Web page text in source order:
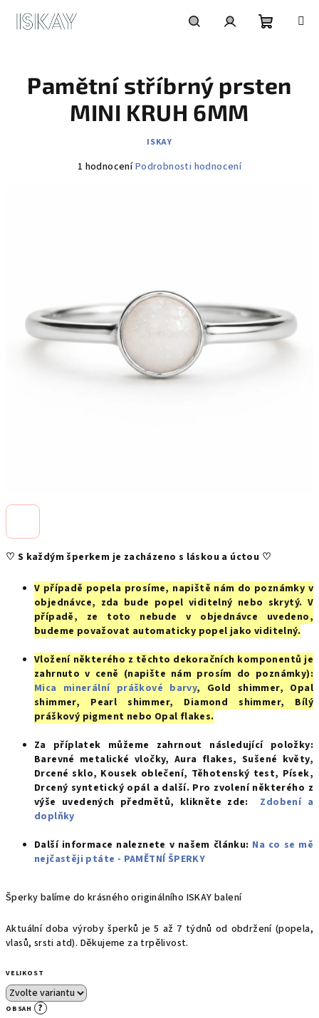
košík
♡ S každým šperkem je zacházeno s láskou a úctou ♡
V případě popela prosíme, napiště nám do poznámky v
objednávce, zda bude popel viditelný nebo skrytý. V
případě, ze toto nebude v objednávce uvedeno,
budeme považovat automaticky popel jako viditelný.
Vložení některého z těchto dekoračních komponentů je
zahrnuto v ceně (napište nám prosím do poznámky):
Mica minerální práškové barvy, Gold shimmer, Opal
shimmer, Pearl shimmer, Diamond shimmer, Bílý
práškový pigment nebo Opal flakes.
Za příplatek můžeme zahrnout následující položky:
Barevné metalické vločky, Aura flakes, Sušené květy,
Drcené sklo, Kousek oblečení, Těhotenský test, Písek,
Drcený syntetický opál a další. Pro zvolení některého z
výše uvedených předmětů, klikněte zde: Zdobení a
doplňky
Další informace naleznete v našem článku: Na co se mě
nejčastěji ptáte - PAMĚTNÍ ŠPERKY
Šperky balíme do krásného originálního ISKAY balení
Aktuální doba výroby šperků je 5 až 7 týdnů od obdržení (popela,
vlasů, srsti atd). Děkujeme za trpělivost.
VELIKOST
OBSAH ?
Pamětní stříbrný prsten
MINI KRUH 6MM
ISKAY
Průměrné
1 hodnoceníPodrobnosti hodnocení